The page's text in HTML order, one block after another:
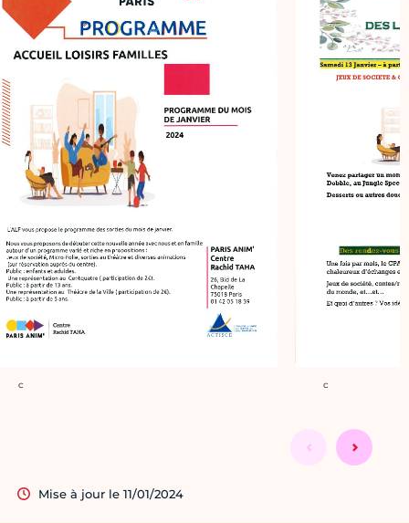
Crédit photo :
c Crédit photo :
c
Mise à jour le 11/01/2024